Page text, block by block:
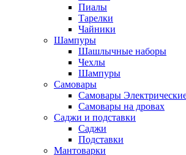
Пиалы
Тарелки
Чайники
Шампуры
Шашлычные наборы
Чехлы
Шампуры
Самовары
Самовары
Самовары на дровах
Саджи и подставки
Саджи
Подставки
Мантоварки